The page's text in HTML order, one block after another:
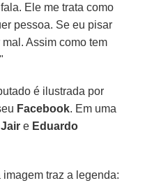
Ele me trata como
pessoa. Se eu pisar
Assim como tem
é ilustrada por
Facebook. Em uma
Jair e Eduardo
traz a legenda: